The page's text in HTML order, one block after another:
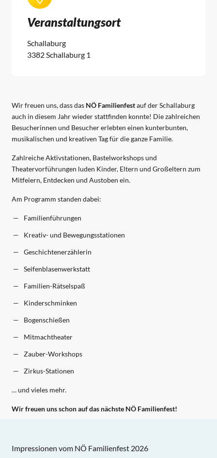
Veranstaltungsort
Schallaburg
3382 Schallaburg 1
Wir freuen uns, dass das NÖ Familienfestauf der Schallaburg
auch in diesem Jahr wieder stattfinden konnte! Die zahlreichen
Besucherinnen und Besucher erlebten einen kunterbunten,
musikalischen und kreativen Tag für die ganze Familie.
Zahlreiche Aktivstationen, Bastelworkshops und
Theatervorführungen luden Kinder, Eltern und Großeltern zum
Mitfeiern, Entdecken und Austoben ein.
Am Programm standen dabei:
Familienführungen
Kreativ- und Bewegungsstationen
Geschichtenerzählerin
Seifenblasenwerkstatt
Familien-Rätselspaß
Kinderschminken
Bogenschießen
Mitmachtheater
Zauber-Workshops
Zirkus-Stationen
… und vieles mehr.
Wir freuen uns schon auf das nächste NÖ Familienfest!
Impressionen vom NÖ Familienfest 2026